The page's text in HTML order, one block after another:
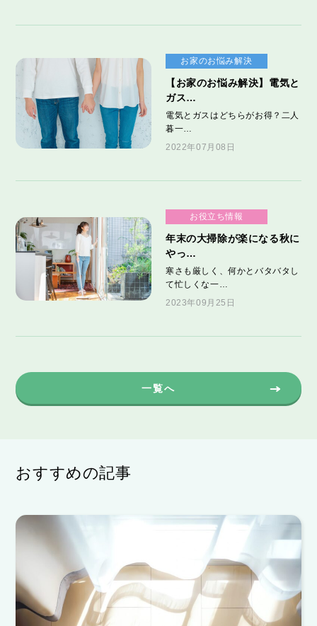
お家のお悩み解決
【お家のお悩み解決】電気と
ガス…
電気とガスはどちらがお得？二人
暮一…
2022年07月08日
お役立ち情報
年末の大掃除が楽になる秋に
やっ…
寒さも厳しく、何かとバタバタし
て忙しくな一…
2023年09月25日
一覧へ
おすすめの記事